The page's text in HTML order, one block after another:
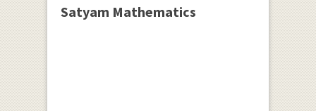
Satyam Mathematics